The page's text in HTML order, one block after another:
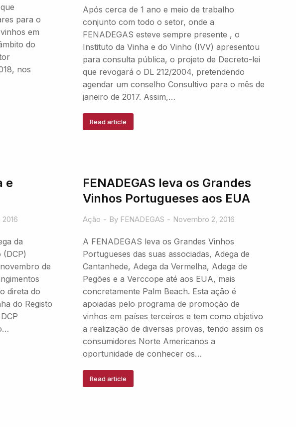
para o
em
do
nos
Após cerca de 1 ano e meio de trabalho
conjunto com todo o setor, onde a
FENADEGAS esteve sempre presente , o
Instituto da Vinha e do Vinho (IVV) apresentou
para consulta pública, o projeto de Decreto-lei
que revogará o DL 212/2004, pretendendo
agendar um conselho Consultivo para o mês de
janeiro de 2017. Assim,…
Read article
e
da
de
direta do
do Registo
FENADEGAS leva os Grandes
Vinhos Portugueses aos EUA
Ação By FENADEGAS Novembro 2, 2016
A FENADEGAS leva os Grandes Vinhos
Portugueses das suas associadas, Adega de
Cantanhede, Adega da Vermelha, Adega de
Pegões e a Verccope até aos EUA, mais
concretamente Palm Beach. Esta ação é
apoiadas pelo programa de promoção de
vinhos em países terceiros e tem como objetivo
a realização de diversas provas, tendo assim os
consumidores Norte Americanos a
oportunidade de conhecer os…
Read article